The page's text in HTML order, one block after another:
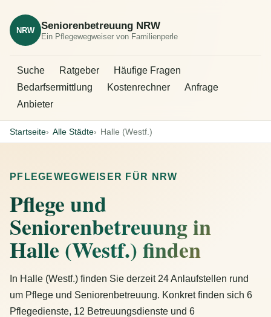
NRW Seniorenbetreuung NRW
Ein Pflegewegweiser von Familienperle
Suche Ratgeber
Häufige Fragen
Bedarfsermittlung
Kostenrechner
Anfrage
Anbieter
Startseite Alle Städte Halle (Westf.)
PFLEGEWEGWEISER FÜR NRW
Pflege und
Seniorenbetreuung in
Halle (Westf.) finden
In Halle (Westf.) finden Sie derzeit 24 Anlaufstellen rund
um Pflege und Seniorenbetreuung. Konkret finden sich 6
Pflegedienste, 12 Betreuungsdienste und 6